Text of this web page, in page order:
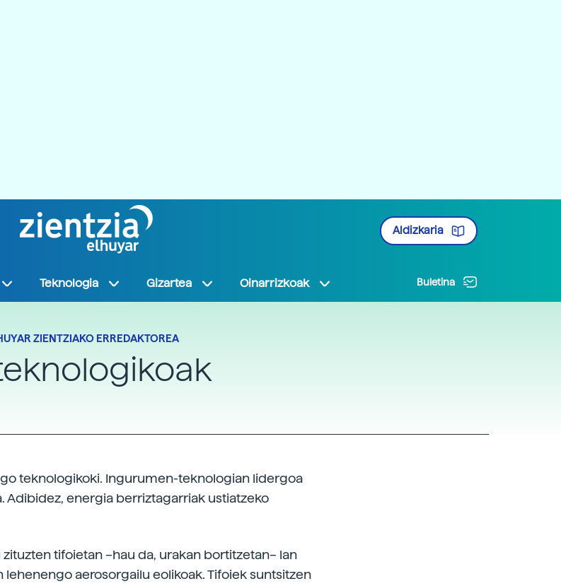
Aldizkaria
Teknologia Gizartea Oinarrizkoak Buletina
ZIENTZIAKO ERREDAKTOREA
teknologikoki. Ingurumen-teknologian lidergoa
Adibidez, energia berriztagarriak ustiatzeko
tifoietan –hau da, urakan bortitzetan– lan
aerosorgailu eolikoak. Tifoiek suntsitzen